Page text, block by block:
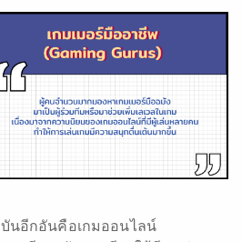
นอีกอันคือเกมออนไลน์